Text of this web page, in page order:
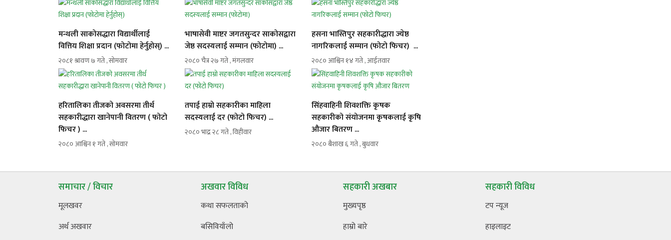
मन्थली साकोसद्धारा विद्यार्थीलाई
वित्तिय शिक्षा प्रदान (फोटोमा हेर्नुहोस्) ...
२०८१ श्रावण ७ गते , सोमवार
भाषासेवी माष्टर जगतसुन्दर साकोसद्वारा
जेष्ठ सदस्यलाई सम्मान (फोटोमा) ...
२०८० चैत्र २७ गते , मंगलवार
हसना भास्तिपुर सहकारीद्धारा ज्येष्ठ
नागरिकलाई सम्मान (फोटो फिचर) ...
२०८० आश्विन १४ गते , आईतवार
हरितालिका तीजको अवसरमा तीर्थ
सहकारीद्धारा खानेपानी वितरण ( फोटो
फिचर ) ...
२०८० आश्विन १ गते , सोमवार
तपाई हाम्रो सहकारीका माहिला
सदस्यलाई दर (फोटो फिचर) ...
२०८० भाद्र २८ गते , विहीवार
सिंहवाहिनी शिवशक्ति कृषक
सहकारीको संयोजनमा कृषकलाई कृषि
औजार बितरण ...
२०८० बैशाख ६ गते , बुधवार
समाचार / विचार
मूलखवर
अर्थ अखवार
अखवार विविध
कथा सफलताको
बसिवियाँलो
सहकारी अखबार
मुख्यपृष्ठ
हाम्रो बारे
सहकारी विविध
टप न्यूज
हाइलाइट